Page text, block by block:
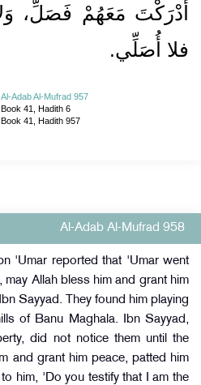
أَدْرَكْتَ مَعَهُمْ فَصَلِّ،
فلا أُصَلِّي‏.‏
Al-Adab Al-Mufrad 957
Book 41, Hadith 6
Book 41, Hadith 957
Al-Adab Al-Mufrad 958
'Umar reported that 'Umar went
Allah bless him and grant him
Sayyad. They found him playing
of Banu Maghala. Ibn Sayyad,
did not notice them until the
and grant him peace, patted him
him, 'Do you testify that I am the